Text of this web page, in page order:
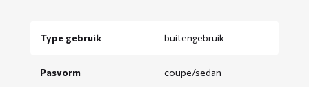
Type gebruik buitengebruik
Pasvorm coupe/sedan